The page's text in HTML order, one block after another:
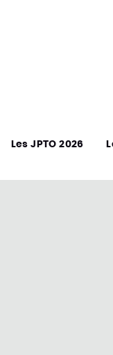
Les JPTO 2026